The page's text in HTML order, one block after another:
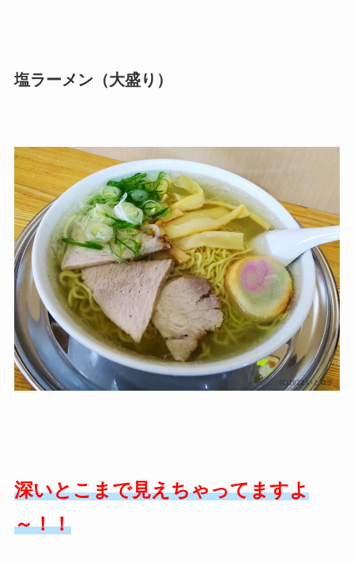
塩ラーメン（大盛り）
深いとこまで見えちゃってますよ
～！！